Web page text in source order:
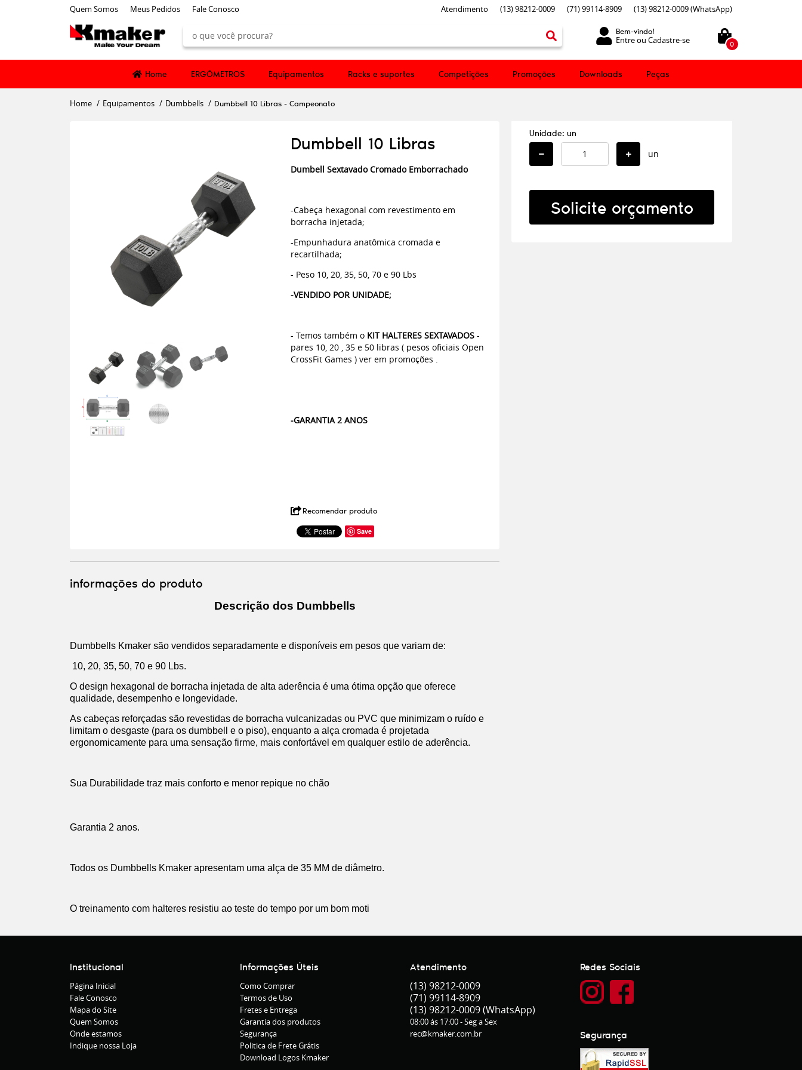
Quem Somos Meus Pedidos Fale Conosco Atendimento (13)98212-0009 (71)99114-8909 (13)98212-0009(WhatsApp)
Bem-vindo!
Entreou Cadastre-se 0
Home ERGÔMETROS Equipamentos Racks e suportes Competições Promoções Downloads Peças
Home Equipamentos Dumbbells Dumbbell 10 Libras - Campeonato
Dumbbell 10 Libras
Dumbell Sextavado Cromado Emborrachado
-Cabeça hexagonal com revestimento em
borracha injetada;
-Empunhadura anatômica cromada e
recartilhada;
- Peso 10, 20, 35, 50, 70 e 90 Lbs
-VENDIDO POR UNIDADE;
- Temos também o KIT HALTERES SEXTAVADOS -
pares 10, 20 , 35 e 50 libras ( pesos oficiais Open
CrossFit Games ) ver em promoções .
-GARANTIA 2 ANOS
Recomendar produto
Save
Unidade: un
un
Solicite orçamento
informações do produto
Descrição dos Dumbbells
Dumbbells Kmaker são vendidos separadamente e disponíveis em pesos que variam de:
10, 20, 35, 50, 70 e 90 Lbs.
O design hexagonal de borracha injetada de alta aderência é uma ótima opção que oferece
qualidade, desempenho e longevidade.
As cabeças reforçadas são revestidas de borracha vulcanizadas ou PVC que minimizam o ruído e
limitam o desgaste (para os dumbbell e o piso), enquanto a alça cromada é projetada
ergonomicamente para uma sensação firme, mais confortável em qualquer estilo de aderência.
Sua Durabilidade traz mais conforto e menor repique no chão
Garantia 2 anos.
Todos os Dumbbells Kmaker apresentam uma alça de 35 MM de diâmetro.
O treinamento com halteres resistiu ao teste do tempo por um bom moti
Institucional
Página Inicial
Fale Conosco
Mapa do Site
Quem Somos
Onde estamos
Indique nossa Loja
Informações Úteis
Como Comprar
Termos de Uso
Fretes e Entrega
Garantia dos produtos
Segurança
Politica de Frete Grátis
Download Logos Kmaker
Atendimento
(13) 98212-0009
(71) 99114-8909
(13) 98212-0009(WhatsApp)
08:00 ás 17:00 - Seg a Sex
rec@kmaker.com.br
Redes Sociais
Segurança